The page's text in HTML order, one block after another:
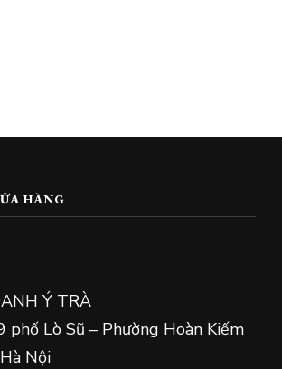
HÀNG
Ý TRÀ
phố Lò Sũ – Phường Hoàn Kiếm
Nội